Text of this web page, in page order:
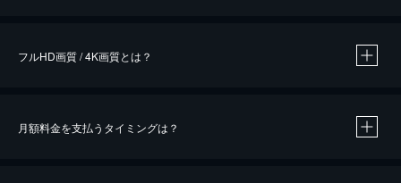
※40％ポイント還元の対象は、クレジットカード決済による作品の購入 / レンタルです。
フルHD画質 / 4K画質とは？
月額料金を支払うタイミングは？